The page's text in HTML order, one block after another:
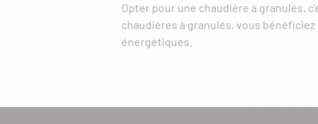
Opter pour une chaudière à granulés,
chaudières à granulés, vous
énergétiques.